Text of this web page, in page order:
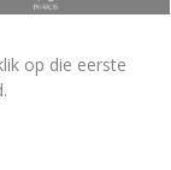
op die eerste